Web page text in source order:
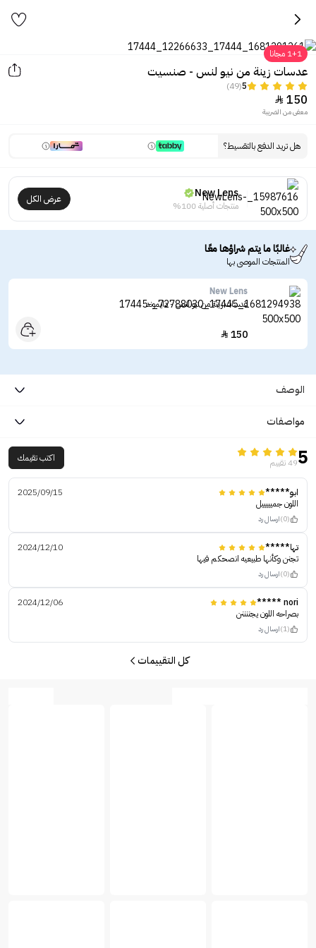
1+1 مجانا
عدسات زينة من نيو لنس - صنسيت
5
(49)
150

معفى من الضريبة
هل تريد الدفع بالتقسيط؟
New Lens
منتجات أصلية 100%
عرض الكل
غالبًا ما يتم شراؤها معًا
المنتجات الموصى بها
New Lens
عدسات زينة من نيو لنس - دايموند
150

الوصف
مواصفات
549 تقييم اكتب تقيمك
ابو*****
2025/09/15
اللون جميييييل
(0) ارسال رد
تها*****
2024/12/10
تجنن وكأنها طبيعيه انصحكم فيها
(0) ارسال رد
nori *****
2024/12/06
بصراحه اللون يجننننن
(1) ارسال رد
كل التقييمات